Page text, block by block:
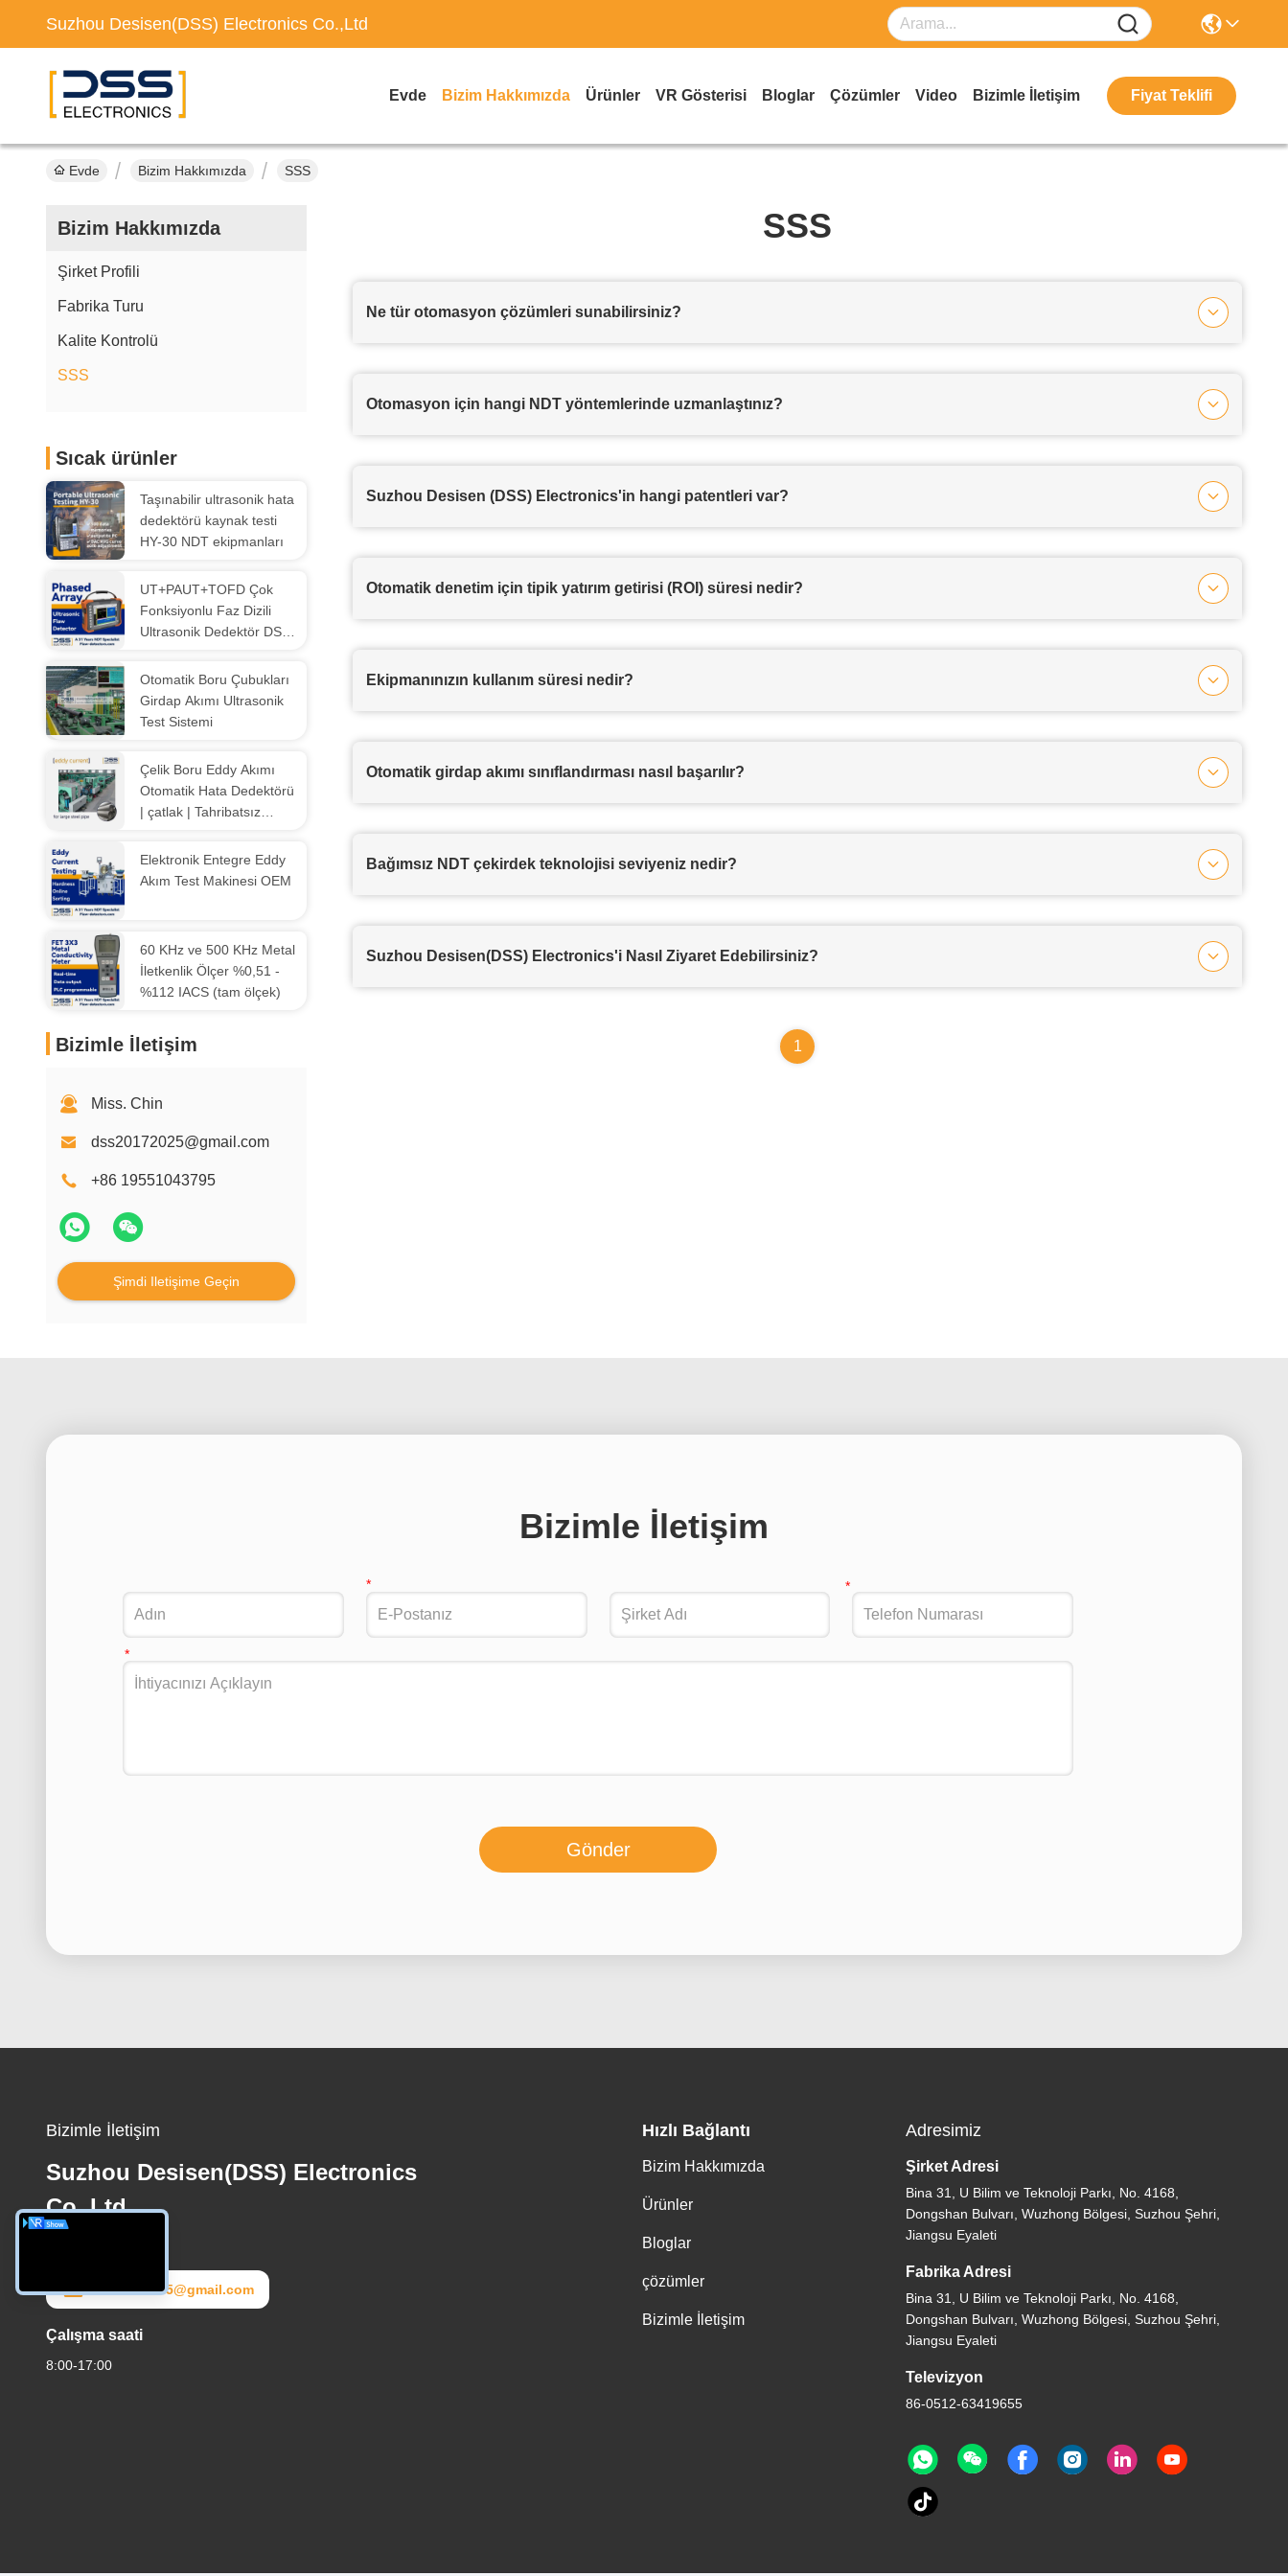
Suzhou Desisen(DSS) Electronics Co.,Ltd
Evde Bizim Hakkımızda Ürünler VR Gösterisi Bloglar Çözümler Video Bizimle İletişim Fiyat Teklifi
Evde Bizim Hakkımızda SSS
Bizim Hakkımızda
Şirket Profili
Fabrika Turu
Kalite Kontrolü
SSS
Sıcak ürünler
Taşınabilir ultrasonik hata
dedektörü kaynak testi
HY-30 NDT ekipmanları
UT+PAUT+TOFD Çok
Fonksiyonlu Faz Dizili
Ultrasonik Dedektör DSS-
Otomatik Boru Çubukları
Girdap Akımı Ultrasonik
Test Sistemi
Çelik Boru Eddy Akımı
Otomatik Hata Dedektörü
| çatlak | Tahribatsız
Elektronik Entegre Eddy
Akım Test Makinesi OEM
60 KHz ve 500 KHz Metal
İletkenlik Ölçer %0,51 -
%112 IACS (tam ölçek)
Bizimle İletişim
Miss. Chin
dss20172025@gmail.com
+86 19551043795
Şimdi Iletişime Geçin
SSS
Ne tür otomasyon çözümleri sunabilirsiniz?
Otomasyon için hangi NDT yöntemlerinde uzmanlaştınız?
Suzhou Desisen (DSS) Electronics'in hangi patentleri var?
Otomatik denetim için tipik yatırım getirisi (ROI) süresi nedir?
Ekipmanınızın kullanım süresi nedir?
Otomatik girdap akımı sınıflandırması nasıl başarılır?
Bağımsız NDT çekirdek teknolojisi seviyeniz nedir?
Suzhou Desisen(DSS) Electronics'i Nasıl Ziyaret Edebilirsiniz?
1
Bizimle İletişim
Gönder
Bizimle İletişim
Suzhou Desisen(DSS) Electronics
Co.,Ltd
dss20172025@gmail.com
Çalışma saati
8:00-17:00
Hızlı Bağlantı
Bizim Hakkımızda
Ürünler
Bloglar
çözümler
Bizimle İletişim
Adresimiz
Şirket Adresi
Bina 31, U Bilim ve Teknoloji Parkı, No. 4168,
Dongshan Bulvarı, Wuzhong Bölgesi, Suzhou Şehri,
Jiangsu Eyaleti
Fabrika Adresi
Bina 31, U Bilim ve Teknoloji Parkı, No. 4168,
Dongshan Bulvarı, Wuzhong Bölgesi, Suzhou Şehri,
Jiangsu Eyaleti
Televizyon
86-0512-63419655